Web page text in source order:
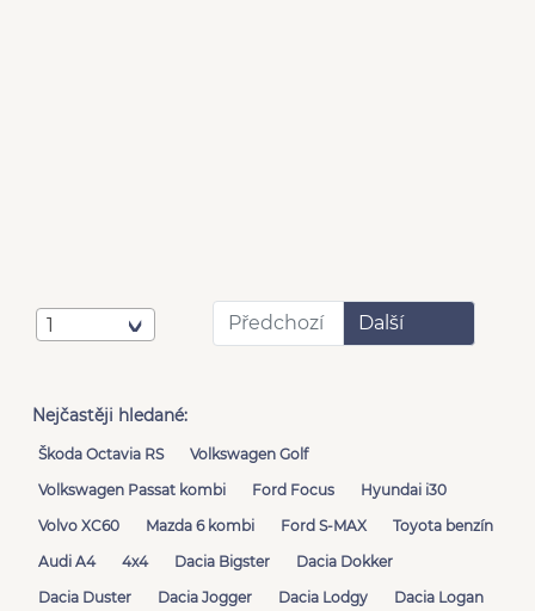
1 Předchozí Další
Nejčastěji hledané:
Škoda Octavia RS
Volkswagen Golf
Volkswagen Passat kombi
Ford Focus
Hyundai i30
Volvo XC60
Mazda 6 kombi Ford S-MAX
Toyota benzín
Audi A4
4x4 Dacia Bigster
Dacia Dokker
Dacia Duster
Dacia Jogger Dacia Lodgy Dacia Logan